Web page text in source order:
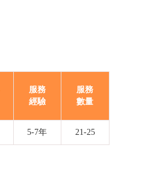
服務
經驗
服務
數量
5-7年 21-25